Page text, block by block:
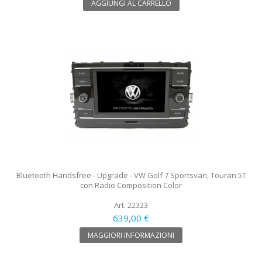
AGGIUNGI AL CARRELLO
Bluetooth Handsfree - Upgrade - VW Golf 7 Sportsvan, Touran 5T
con Radio Composition Color
Art. 22323
639,00 €
MAGGIORI INFORMAZIONI